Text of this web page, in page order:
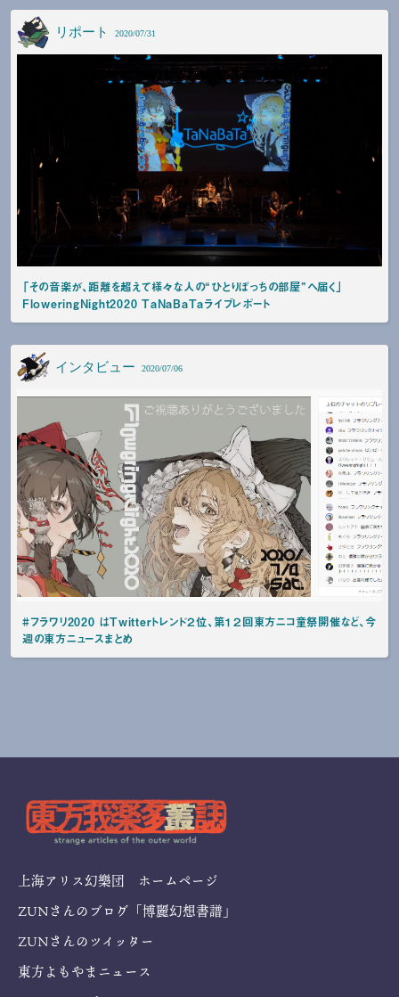
リポート 2020/07/31
「その音楽が、距離を超えて様々な人の“ひとりぼっちの部屋”へ届く」
FloweringNight2020 TaNaBaTaライブレポート
インタビュー 2020/07/06
#フラワリ2020 はTwitterトレンド２位、第１２回東方ニコ童祭開催など、今
週の東方ニュースまとめ
上海アリス幻樂団 ホームページ
ZUNさんのブログ「博麗幻想書譜」
ZUNさんのツイッター
東方よもやまニュース